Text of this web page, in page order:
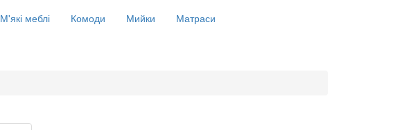
М'які меблі Комоди Мийки Матраси